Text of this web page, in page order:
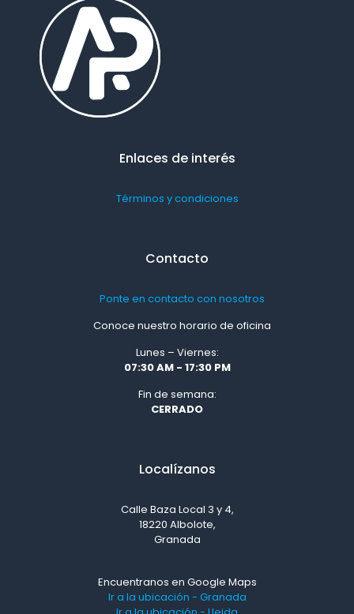
Enlaces de interés
Términos y condiciones
Contacto
Ponte en contacto con nosotros
Conoce nuestro horario de oficina
Lunes – Viernes:
07:30 AM - 17:30 PM
Fin de semana:
CERRADO
Localízanos
Calle Baza Local 3 y 4,
18220 Albolote,
Granada
Encuentranos en Google Maps
Ir a la ubicación - Granada